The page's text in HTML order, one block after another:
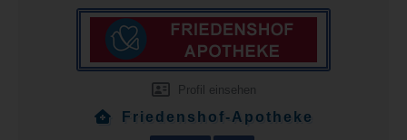
Profil einsehen
Friedenshof-Apotheke